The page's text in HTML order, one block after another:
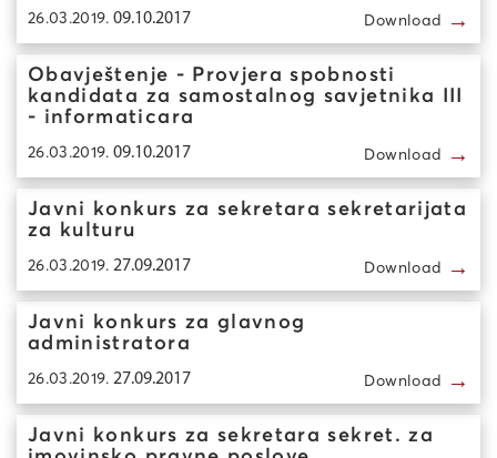
26.03.2019. Download →
09.10.2017
Obavještenje - Provjera spobnosti
kandidata za samostalnog savjetnika III
- informaticara
26.03.2019. Download →
09.10.2017
Javni konkurs za sekretara sekretarijata
za kulturu
26.03.2019. Download →
27.09.2017
Javni konkurs za glavnog
administratora
26.03.2019. Download →
27.09.2017
Javni konkurs za sekretara sekret. za